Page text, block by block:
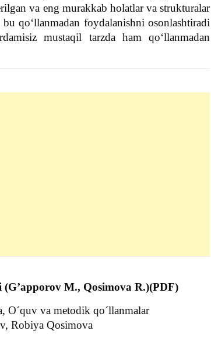
va eng murakkab holatlar va strukturalar
qoʻllanmadan foydalanishni osonlashtiradi
mustaqil tarzda ham qoʻllanmadan
M., Qosimova R.)(PDF)
O´quv va metodik qo´llanmalar
Robiya Qosimova